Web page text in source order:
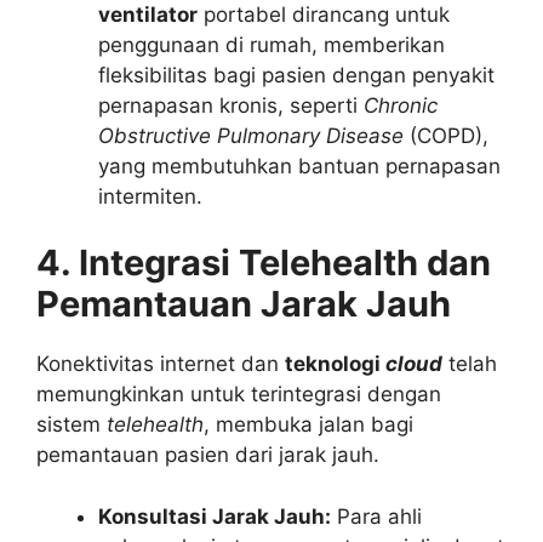
ventilator portabel dirancang untuk
penggunaan di rumah, memberikan
fleksibilitas bagi pasien dengan penyakit
pernapasan kronis, seperti Chronic
Obstructive Pulmonary Disease (COPD),
yang membutuhkan bantuan pernapasan
intermiten.
4. Integrasi Telehealth dan
Pemantauan Jarak Jauh
Konektivitas internet dan teknologi cloud telah
memungkinkan untuk terintegrasi dengan
sistem telehealth, membuka jalan bagi
pemantauan pasien dari jarak jauh.
Konsultasi Jarak Jauh: Para ahli